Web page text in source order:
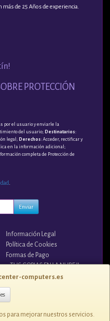
computers.es
para mejorar nuestros servicios.
más de 25 Años de experiencia.
PROTECCIÓN
por el usuario y enviarle la
del usuario; Destinatarios:
legal; Derechos: Acceder, rectificar y
en la información adicional;
completa de Protección de
.
Enviar
Información Legal
Política de Cookies
Formas de Pago
¡¡ TUS COPIAS EN LA NUBE !!